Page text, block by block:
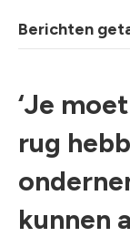
Berichten
‘Je
rug
kunnen